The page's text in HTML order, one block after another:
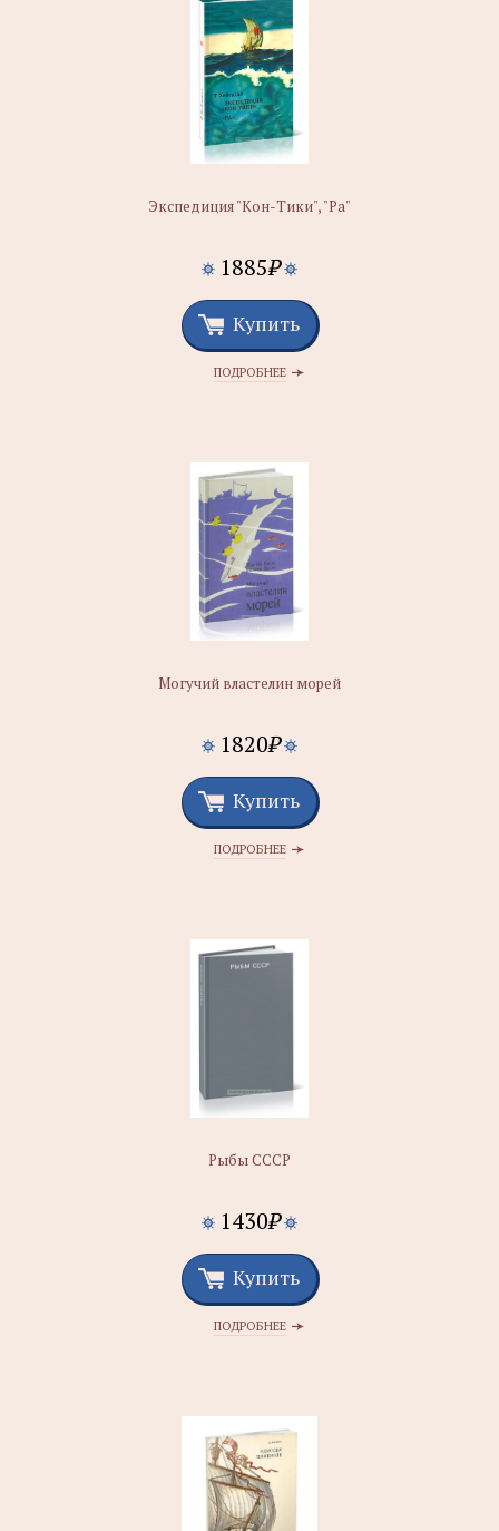
Экспедиция "Кон-Тики", "Ра"
1885₽
Купить
ПОДРОБНЕЕ
Могучий властелин морей
1820₽
Купить
ПОДРОБНЕЕ
Рыбы СССР
1430₽
Купить
ПОДРОБНЕЕ